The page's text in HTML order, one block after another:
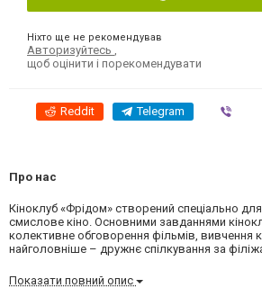
Ніхто ще не рекомендував
Авторизуйтесь
щоб оцінити і порекомендувати
Reddit Telegram
Про нас
Кіноклуб «Фрідом» створений спеціально для
смислове кіно. Основними завданнями
колективне обговорення фільмів, вивчення
найголовніше – дружнє спілкування за
Показати повний опис